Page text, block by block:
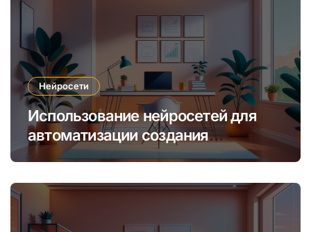
Нейросети
Использование нейросетей для
автоматизации создания
уникальных интернет-курсов и